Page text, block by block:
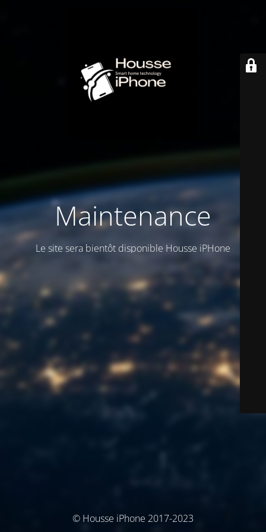
Maintenance
Le site sera bientôt disponible Housse iPHone
© Housse iPhone 2017-2023